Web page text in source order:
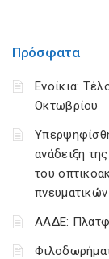
Πρόσφατα
Ενοίκια:
Οκτωβρίου
ανάδειξη
του
ΑΑΔΕ: